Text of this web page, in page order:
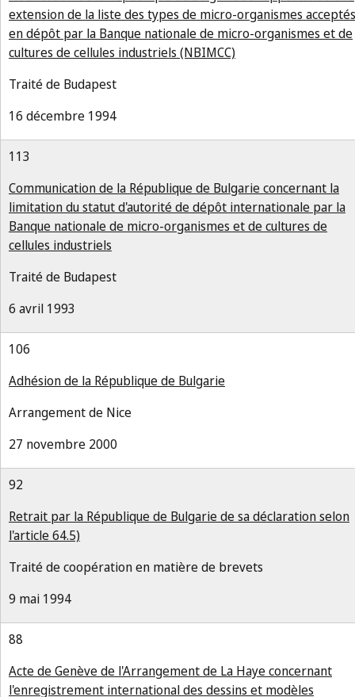
extension de la liste des types de micro-organismes acceptés
en dépôt par la Banque nationale de micro-organismes et de
cultures de cellules industriels (NBIMCC)
Traité de Budapest
16 décembre 1994
113
Communication de la République de Bulgarie concernant la
limitation du statut d'autorité de dépôt internationale par la
Banque nationale de micro-organismes et de cultures de
cellules industriels
Traité de Budapest
6 avril 1993
106
Adhésion de la République de Bulgarie
Arrangement de Nice
27 novembre 2000
92
Retrait par la République de Bulgarie de sa déclaration selon
l'article 64.5)
Traité de coopération en matière de brevets
9 mai 1994
88
Acte de Genève de l'Arrangement de La Haye concernant
l'enregistrement international des dessins et modèles